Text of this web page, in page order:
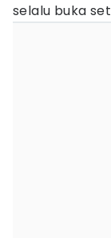
selalu buka